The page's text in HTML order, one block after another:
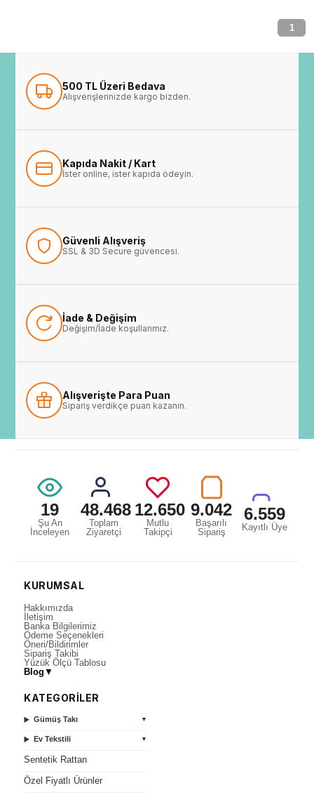
1
500 TL Üzeri Bedava
Alışverişlerinizde kargo bizden.
Kapıda Nakit / Kart
İster online, ister kapıda ödeyin.
Güvenli Alışveriş
SSL & 3D Secure güvencesi.
İade & Değişim
Değişim/İade koşullarımız.
Alışverişte Para Puan
Sipariş verdikçe puan kazanın.
19
Şu An
İnceleyen
48.468
Toplam
Ziyaretçi
12.650
Mutlu
Takipçi
9.042
Başarılı
Sipariş
6.559
Kayıtlı Üye
KURUMSAL
Hakkımızda
İletişim
Banka Bilgilerimiz
Ödeme Seçenekleri
Öneri/Bildirimler
Sipariş Takibi
Yüzük Ölçü Tablosu
Blog ▼
KATEGORİLER
Gümüş Takı ▼
Ev Tekstili ▼
Sentetik Rattan
Özel Fiyatlı Ürünler